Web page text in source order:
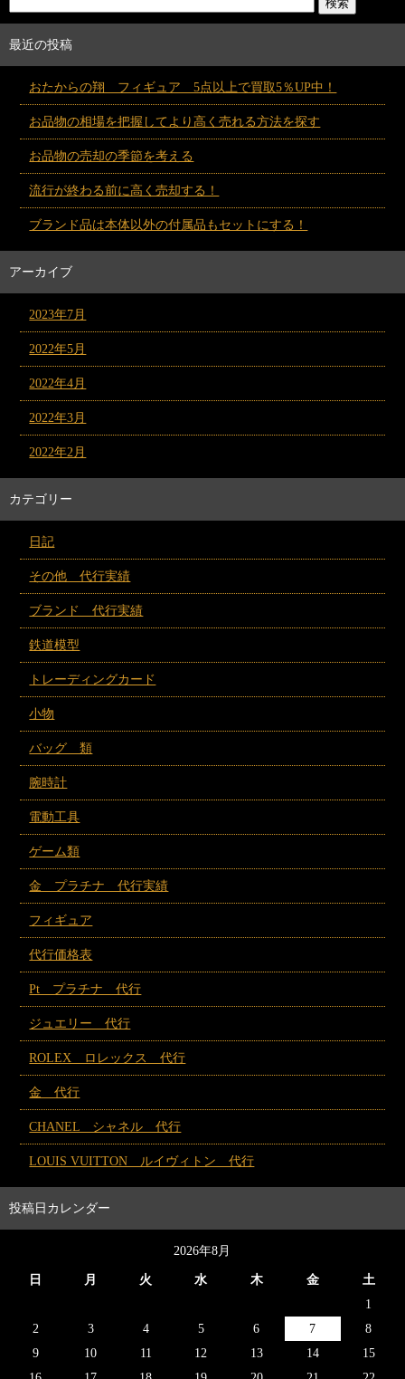
最近の投稿
おたからの翔 フィギュア 5点以上で買取5％UP中！
お品物の相場を把握してより高く売れる方法を探す
お品物の売却の季節を考える
流行が終わる前に高く売却する！
ブランド品は本体以外の付属品もセットにする！
アーカイブ
2023年7月
2022年5月
2022年4月
2022年3月
2022年2月
カテゴリー
日記
その他 代行実績
ブランド 代行実績
鉄道模型
トレーディングカード
小物
バッグ 類
腕時計
電動工具
ゲーム類
金 プラチナ 代行実績
フィギュア
代行価格表
Pt プラチナ 代行
ジュエリー 代行
ROLEX ロレックス 代行
金 代行
CHANEL シャネル 代行
LOUIS VUITTON ルイヴィトン 代行
投稿日カレンダー
2026年8月
日 月 火 水 木 金
土
1
2
3 4 5 6 7
8
9
10 11 12 13 14
15